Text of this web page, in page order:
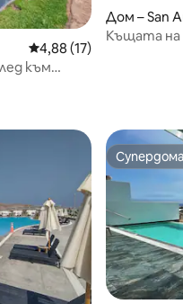
Средна оценка: 4,88 от
4,88 (17)
към
Дом – San
Къщата на